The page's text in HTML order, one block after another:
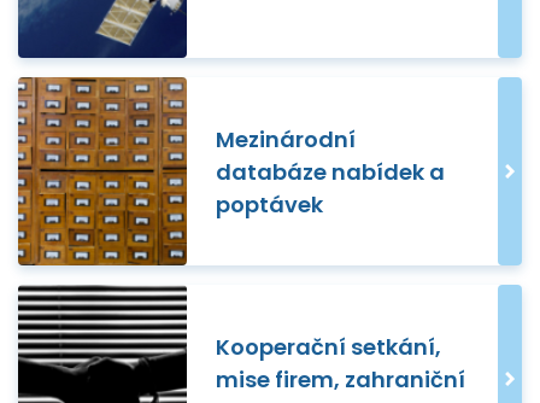
Mezinárodní
databáze nabídek a
poptávek
Kooperační setkání,
mise firem, zahraniční